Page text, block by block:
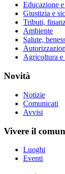
Educazione
Giustizia e
Tributi,
Ambiente
Salute,
Agricoltura e
Novità
Notizie
Comunicati
Avvisi
Vivere il
Luoghi
Eventi